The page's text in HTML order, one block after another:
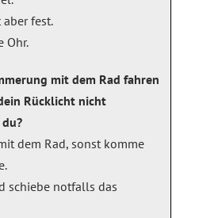
fest.
Ohr.
mit dem Rad fahren
Rücklicht nicht
dem Rad, sonst komme
schiebe notfalls das